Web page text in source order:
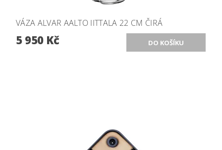
VÁZA ALVAR AALTO IITTALA 22 CM ČIRÁ
5 950 Kč